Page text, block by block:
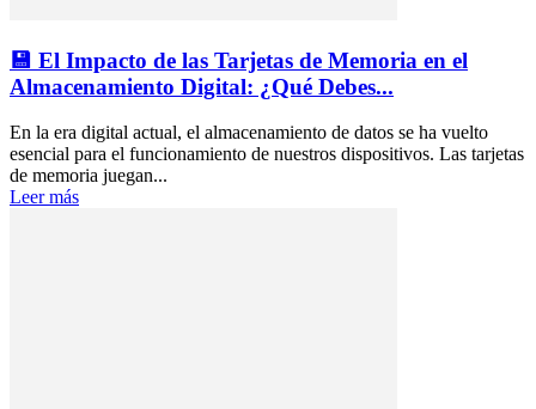
💾 El Impacto de las Tarjetas de Memoria en el
Almacenamiento Digital: ¿Qué Debes...
En la era digital actual, el almacenamiento de datos se ha vuelto
esencial para el funcionamiento de nuestros dispositivos. Las tarjetas
de memoria juegan...
Leer más